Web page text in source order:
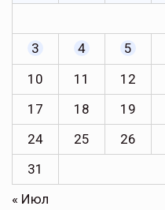
3
4 5
10
11 12
17
18 19
24
25 26
31
« Июл